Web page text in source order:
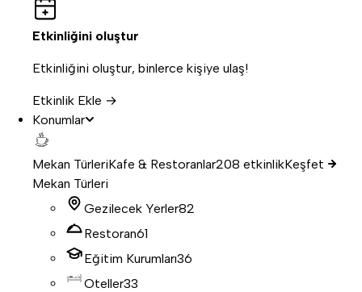
Etkinliğini oluştur
Etkinliğini oluştur, binlerce kişiye ulaş!
Etkinlik Ekle →
Konumlar
Mekan TürleriKafe & Restoranlar208 etkinlikKeşfet
Mekan Türleri
Gezilecek Yerler82
Restoran61
Eğitim Kurumları36
Oteller33